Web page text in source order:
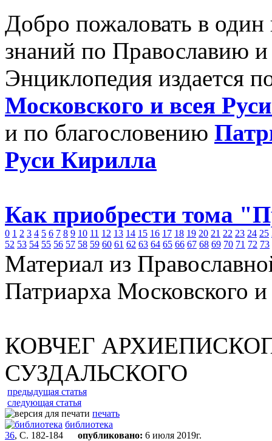
Добро пожаловать в
знаний по Православию
Энциклопедия издается
Московского и всея
и по благословению
Руси Кирилла
Как приобрести тома
0 1 2 3 4 5 6 7 8 9 10 11 12 13 14 15 16 17 18 19 20 21 22 23 24 25
52 53 54 55 56 57 58 59 60 61 62 63 64 65 66 67 68 69 70 71 72 73
Материал из
Патриарха Московского
КОВЧЕГ
СУЗДАЛЬСКОГО
предыдущая статья
следующая статья
печать
библиотека
36, С. 182-184 опубликовано: 6 июля 2019г.